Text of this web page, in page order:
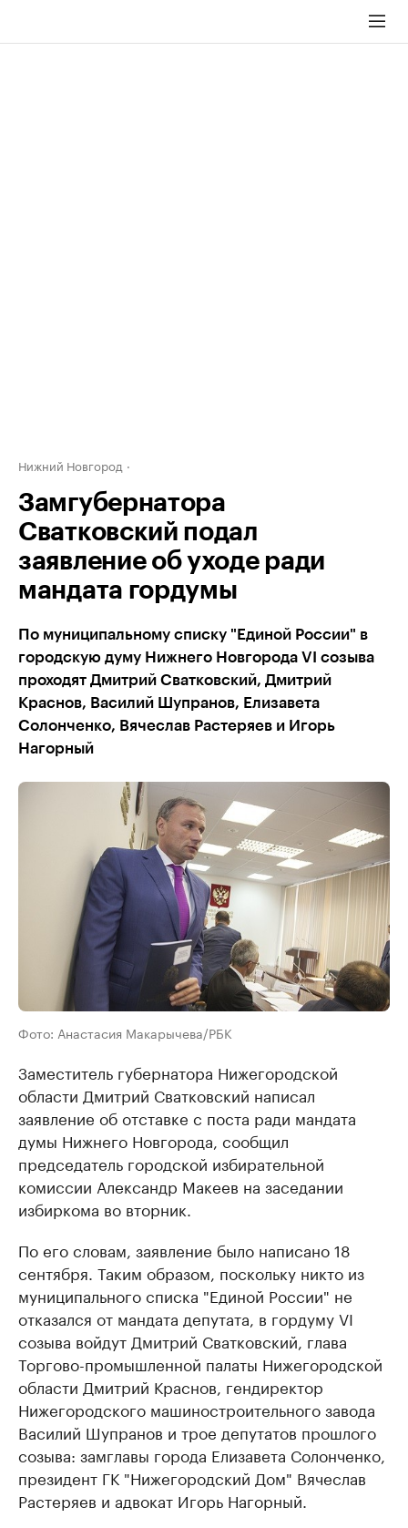
Нижний Новгород
Замгубернатора
Сватковский подал
заявление об уходе ради
мандата гордумы
По муниципальному списку "Единой России" в
городскую думу Нижнего Новгорода VI созыва
проходят Дмитрий Сватковский, Дмитрий
Краснов, Василий Шупранов, Елизавета
Солонченко, Вячеслав Растеряев и Игорь
Нагорный
Фото: Анастасия Макарычева/РБК
Заместитель губернатора Нижегородской
области Дмитрий Сватковский написал
заявление об отставке с поста ради мандата
думы Нижнего Новгорода, сообщил
председатель городской избирательной
комиссии Александр Макеев на заседании
избиркома во вторник.
По его словам, заявление было написано 18
сентября. Таким образом, поскольку никто из
муниципального списка "Единой России" не
отказался от мандата депутата, в гордуму VI
созыва войдут Дмитрий Сватковский, глава
Торгово-промышленной палаты Нижегородской
области Дмитрий Краснов, гендиректор
Нижегородского машиностроительного завода
Василий Шупранов и трое депутатов прошлого
созыва: замглавы города Елизавета Солонченко,
президент ГК "Нижегородский Дом" Вячеслав
Растеряев и адвокат Игорь Нагорный.